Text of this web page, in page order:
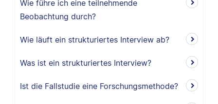
Wie führe ich eine teilnehmende
Beobachtung durch?
Wie läuft ein strukturiertes Interview ab?
Was ist ein strukturiertes Interview?
Ist die Fallstudie eine Forschungsmethode?